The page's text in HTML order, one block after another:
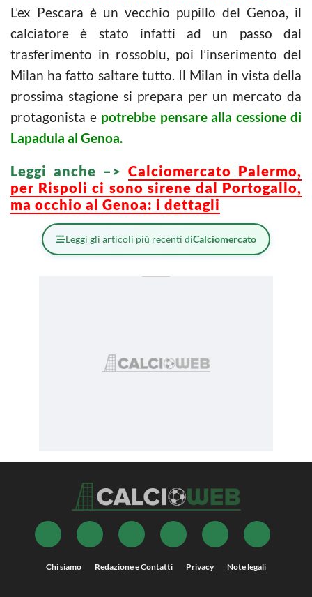
L’ex Pescara è un vecchio pupillo del Genoa, il
calciatore è stato infatti ad un passo dal
trasferimento in rossoblu, poi l’inserimento del
Milan ha fatto saltare tutto. Il Milan in vista della
prossima stagione si prepara per un mercato da
protagonista e potrebbe pensare alla cessione di
Lapadula al Genoa.
Leggi anche –> Calciomercato Palermo,
per Rispoli ci sono sirene dal Portogallo,
ma occhio al Genoa: i dettagli
Leggi gli articoli più recenti diCalciomercato
Chi siamo Redazione e Contatti Privacy Note legali